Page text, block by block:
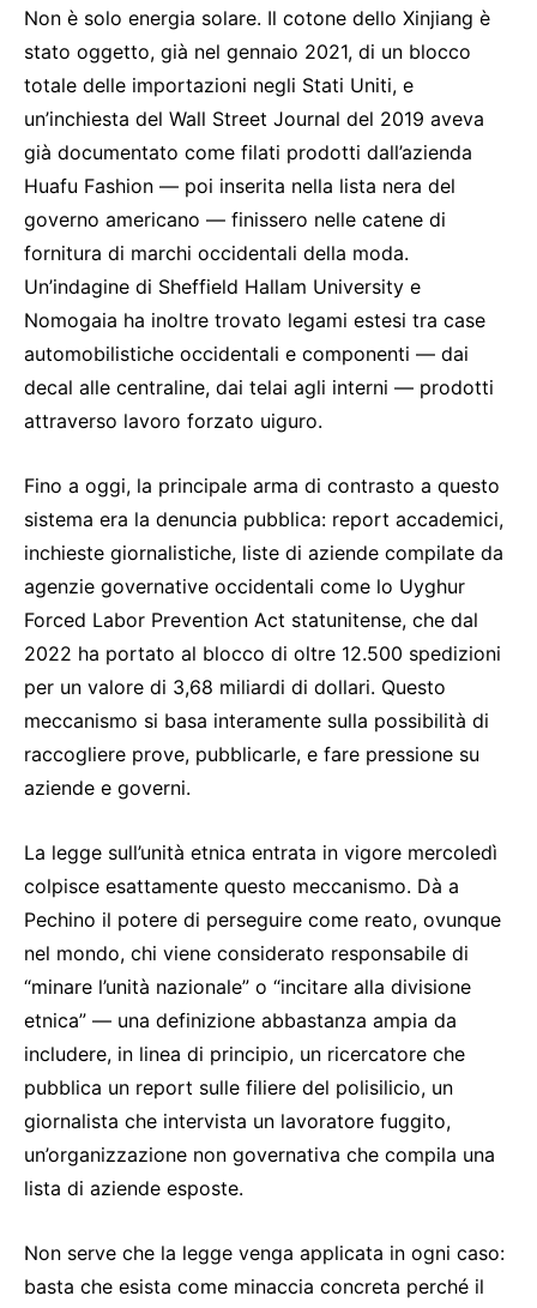
Non è solo energia solare. Il cotone dello Xinjiang è
stato oggetto, già nel gennaio 2021, di un blocco
totale delle importazioni negli Stati Uniti, e
un’inchiesta del Wall Street Journal del 2019 aveva
già documentato come filati prodotti dall’azienda
Huafu Fashion — poi inserita nella lista nera del
governo americano — finissero nelle catene di
fornitura di marchi occidentali della moda.
Un’indagine di Sheffield Hallam University e
Nomogaia ha inoltre trovato legami estesi tra case
automobilistiche occidentali e componenti — dai
decal alle centraline, dai telai agli interni — prodotti
attraverso lavoro forzato uiguro.
Fino a oggi, la principale arma di contrasto a questo
sistema era la denuncia pubblica: report accademici,
inchieste giornalistiche, liste di aziende compilate da
agenzie governative occidentali come lo Uyghur
Forced Labor Prevention Act statunitense, che dal
2022 ha portato al blocco di oltre 12.500 spedizioni
per un valore di 3,68 miliardi di dollari. Questo
meccanismo si basa interamente sulla possibilità di
raccogliere prove, pubblicarle, e fare pressione su
aziende e governi.
La legge sull’unità etnica entrata in vigore mercoledì
colpisce esattamente questo meccanismo. Dà a
Pechino il potere di perseguire come reato, ovunque
nel mondo, chi viene considerato responsabile di
“minare l’unità nazionale” o “incitare alla divisione
etnica” — una definizione abbastanza ampia da
includere, in linea di principio, un ricercatore che
pubblica un report sulle filiere del polisilicio, un
giornalista che intervista un lavoratore fuggito,
un’organizzazione non governativa che compila una
lista di aziende esposte.
Non serve che la legge venga applicata in ogni caso:
basta che esista come minaccia concreta perché il